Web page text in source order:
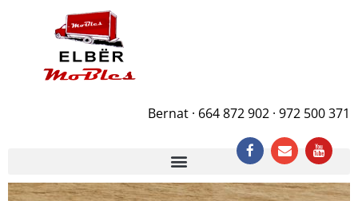
Bernat · 664 872 902 · 972 500 371